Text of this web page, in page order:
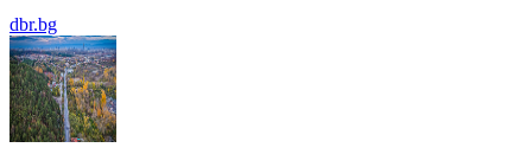
dbr.bg